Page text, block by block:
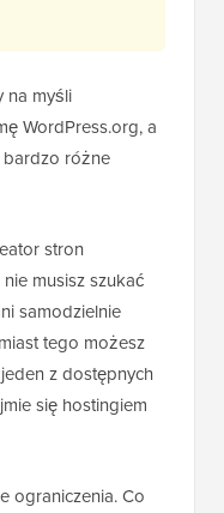
na myśli
WordPress.org, a
bardzo różne
stron
musisz szukać
samodzielnie
tego możesz
z dostępnych
się hostingiem
ograniczenia. Co